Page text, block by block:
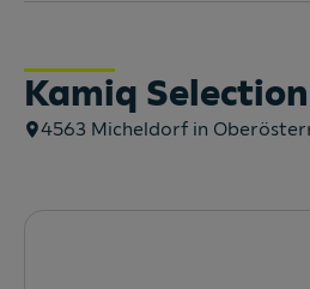
Kamiq
4563 Micheldorf in